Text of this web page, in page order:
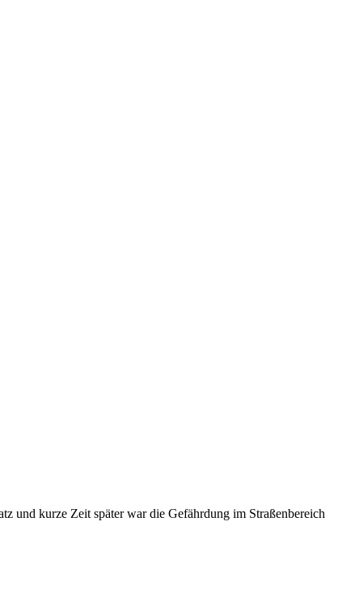
und kurze Zeit später war die Gefährdung im Straßenbereich